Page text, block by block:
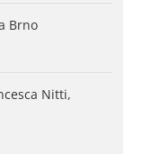
Brno
Nitti,